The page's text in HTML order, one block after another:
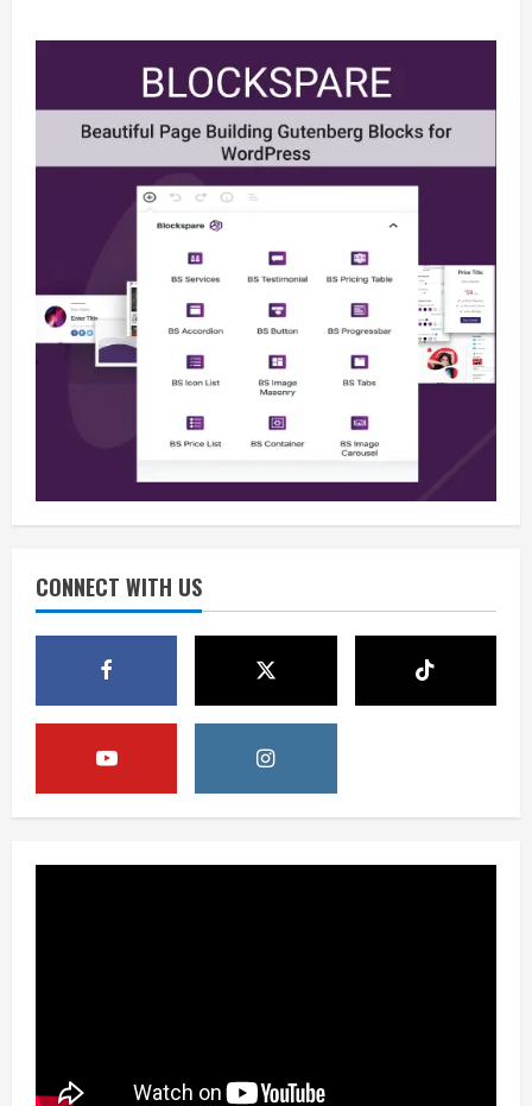
CONNECT WITH US
Berita
Situasi Nasional Aman, Publik Diminta
Waspadai Provokasi Jelang HUT RI
August 8, 2026
3
Opini
Situasi Nasional Aman Harus Dijaga
HUT RI ke-81 Momentum Menjaga
Stabilitas, Keamanan, dan Optimisme
August 8, 2026